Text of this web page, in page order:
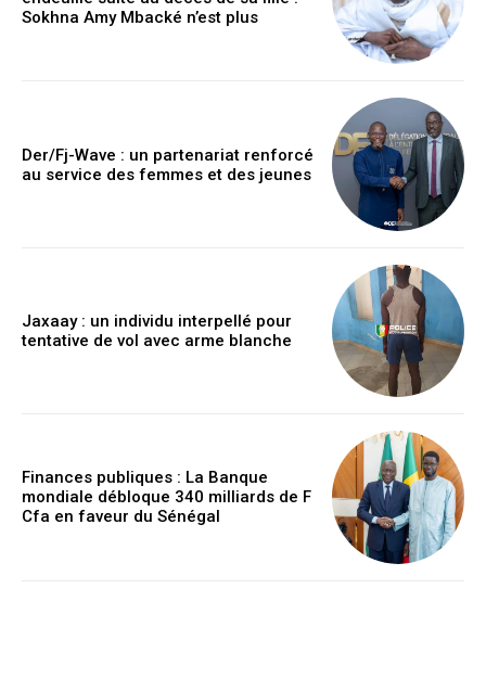
Sokhna Amy Mbacké n’est plus
Der/Fj-Wave : un partenariat renforcé
au service des femmes et des jeunes
Jaxaay : un individu interpellé pour
tentative de vol avec arme blanche
Finances publiques : La Banque
mondiale débloque 340 milliards de F
Cfa en faveur du Sénégal